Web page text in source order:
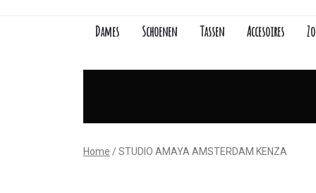
Dames Schoenen Tassen Accesoires
AMSTERDAM
Home STUDIO AMAYA AMSTERDAM KENZA